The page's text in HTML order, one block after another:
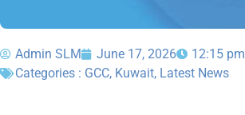
Admin SLM June 17, 2026 12:15 pm
Categories : GCC, Kuwait, Latest News